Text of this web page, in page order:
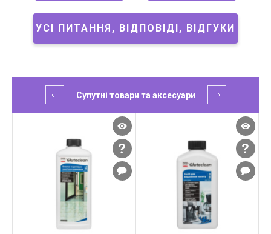
УСІ ПИТАННЯ, ВІДПОВІДІ, ВІДГУКИ
Супутні товари та аксесуари